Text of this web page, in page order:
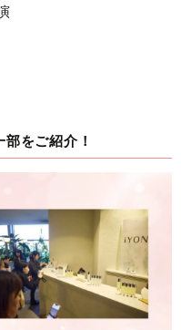
をご紹介！